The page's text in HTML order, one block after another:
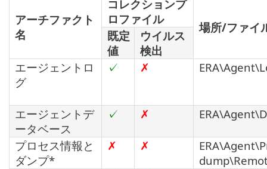
アーチファクト
名
コレクションプ
ロファイル
場所/ファイ
既定
値
ウイルス
検出
エージェントロ
グ
✓ ✗
エージェントデ
ータベース
✓ ✗
プロセス情報と
ダンプ*
✗ ✗